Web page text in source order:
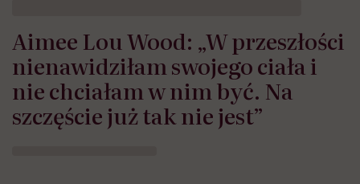
Aimee Lou Wood: „W przeszłości
nienawidziłam swojego ciała i
nie chciałam w nim być. Na
szczęście już tak nie jest”